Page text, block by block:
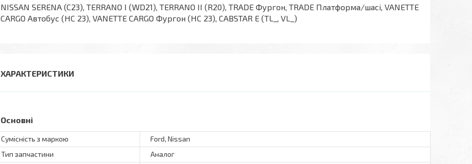
NISSAN SERENA (C23), TERRANO I (WD21), TERRANO II (R20), TRADE Фургон, TRADE Платформа/шасі, VANETTE
CARGO Автобус (HC 23), VANETTE CARGO Фургон (HC 23), CABSTAR E (TL_, VL_)
ХАРАКТЕРИСТИКИ
Основні
Сумісність з маркою
Ford, Nissan
Тип запчастини
Аналог